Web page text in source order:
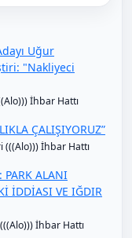
Uğur
"Nakliyeci
İhbar Hattı
ÇALIŞIYORUZ”
(((Alo))) İhbar Hattı
PARK ALANI
İDDİASI VE IĞDIR
İhbar Hattı